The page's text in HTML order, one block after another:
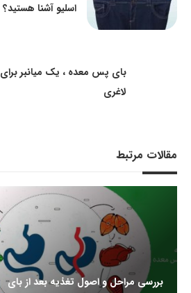
اسلیو آشنا هستید؟
بای پس معده ، یک میانبر برای
لاغری
مقالات مرتبط
بررسی مراحل و اصول تغذیه بعد از بای